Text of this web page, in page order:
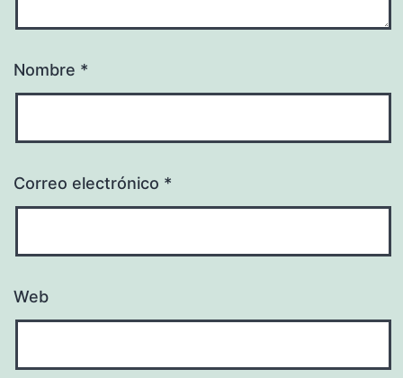
Nombre *
Correo electrónico *
Web